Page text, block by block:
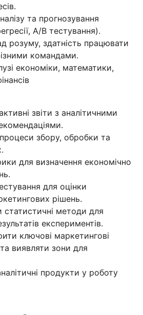
та прогнозування
A/B тестування).
розуму, здатність працювати
командами.
економіки, математики,
звіти з аналітичними
збору, обробки та
для визначення економічно
для оцінки
рішень.
статистичні методи для
експериментів.
ключові маркетингові
виявляти зони для
продукти у роботу